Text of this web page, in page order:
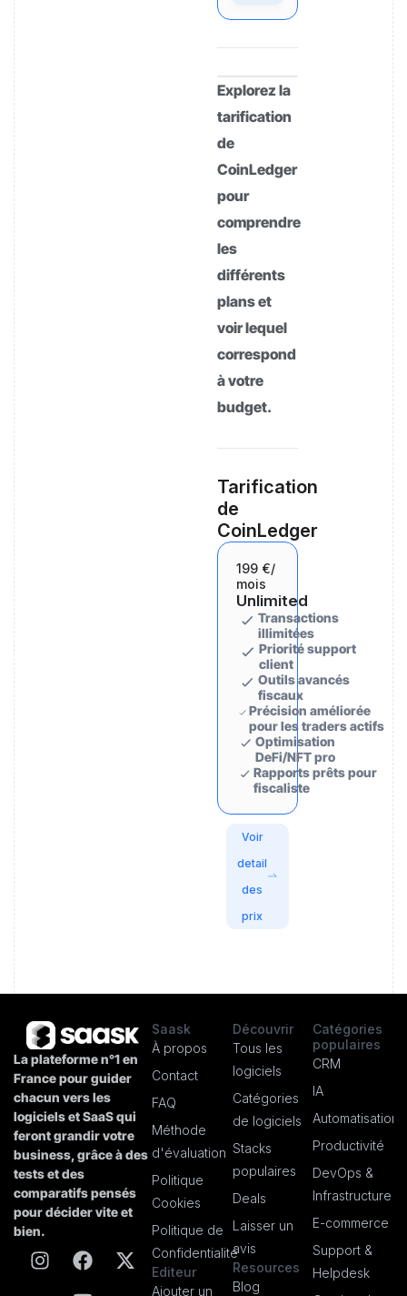
Explorez la
tarification
de
CoinLedger
pour
comprendre
les
différents
plans et
voir lequel
correspond
à votre
budget.
Tarification
de
CoinLedger
199 €/
mois
Unlimited
Transactions
illimitées
Priorité support
client
Outils avancés
fiscaux
Précision améliorée
pour les traders actifs
Optimisation
DeFi/NFT pro
Rapports prêts pour
fiscaliste
Voir
detail
des
prix
La plateforme n°1 en
France pour guider
chacun vers les
logiciels et SaaS qui
feront grandir votre
business, grâce à des
tests et des
comparatifs pensés
pour décider vite et
bien.
Saask
À propos
Contact
FAQ
Méthode
d'évaluation
Politique
Cookies
Politique de
Confidentialité
Editeur
Ajouter un
Découvrir
Tous les
logiciels
Catégories
de logiciels
Stacks
populaires
Deals
Laisser un
avis
Resources
Blog
Catégories
populaires
CRM
IA
Automatisation
Productivité
DevOps &
Infrastructure
E-commerce
Support &
Helpdesk